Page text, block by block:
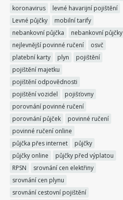
koronavirus
levné havarijní pojištění
Levné půjčky
mobilní tarify
nebankovní půjčka
nebankovní půjčky
nejlevnější povinné ručení
osvč
platební karty
plyn
pojištění
pojištění majetku
pojištění odpovědnosti
pojištění vozidel
pojišťovny
porovnání povinné ručení
porovnání půjček
povinné ručení
povinné ručení online
půjčka přes internet
půjčky
půjčky online
půjčky před výplatou
RPSN
srovnání cen elektřiny
srovnání cen plynu
srovnání cestovní pojištění